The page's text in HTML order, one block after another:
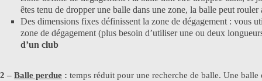
êtes tenu de dropper une balle dans une zone, la balle peut
Des dimensions fixes définissent la zone de dégagement : vous
zone de dégagement (plus besoin d’utiliser une ou deux
d’un club
2 – Balle perdue : temps réduit pour une recherche de balle. Une